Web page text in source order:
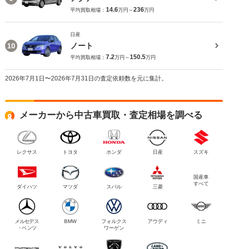
平均買取相場： 14.6万円～236万円
10
日産
ノート
平均買取相場： 7.2万円～150.5万円
2026年7月1日〜2026年7月31日の査定依頼数を元に集計。
メーカーから中古車買取・査定相場を調べる
レクサス トヨタ ホンダ 日産 スズキ
ダイハツ マツダ スバル 三菱
国産車
すべて
メルセデス
・ベンツ
BMW
フォルクス
ワーゲン
アウディ ミニ